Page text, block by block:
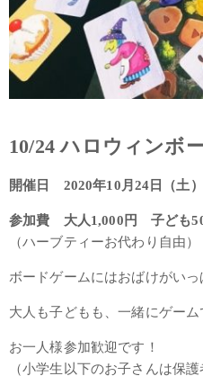
10/24 ハロウィンボ
開催日 2020年10月24日（土
参加費 大人1,000円 子ども
（ハーブティーお代わり自由）
ボードゲームにはおばけがいっ
大人も子どもも、一緒にゲーム
お一人様参加歓迎です！
（小学生以下のお子さんは保